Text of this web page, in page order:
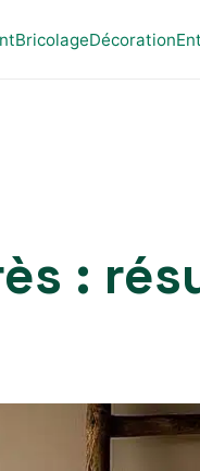
BricolageDécoration
: